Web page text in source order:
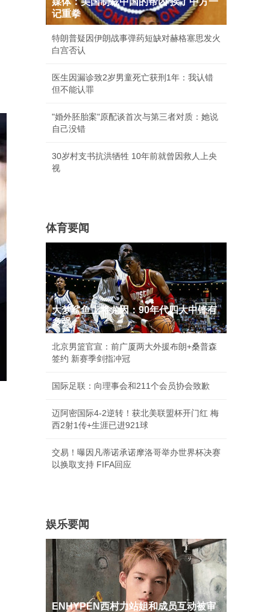
记重拳
特朗普疑因伊朗战事弹药短缺对赫格塞思发火
白宫否认
医生因漏诊致2岁男童死亡获刑1年：我认错
但不能认罪
"婚外胚胎案"原配谈首次与第三者对质：她说
自己没错
30岁村支书抗洪牺牲 10年前就曾因救人上央
视
体育要闻
大梦鲨鱼上将尤因：90年代四大中锋有
多强
北京男篮官宣：前广厦两大外援布朗+桑普森
签约 新赛季剑指冲冠
国际足联：向理事会和211个会员协会致歉
迈阿密国际4-2逆转！获北美联盟杯开门红 梅
西2射1传+生涯已进921球
交易！曝因凡蒂诺承诺摩洛哥举办世界杯决赛
以换取支持 FIFA回应
娱乐要闻
ENHYPEN西村力站姐和成员互动被审